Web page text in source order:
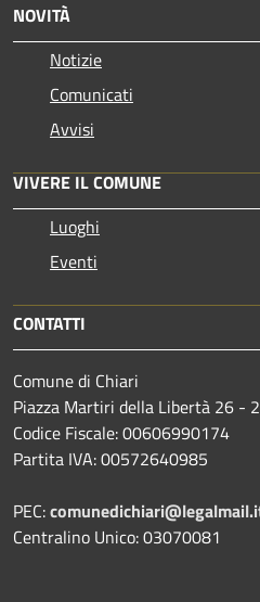
NOVITÀ
Notizie
Comunicati
Avvisi
VIVERE IL COMUNE
Luoghi
Eventi
CONTATTI
Comune di Chiari
Piazza Martiri della Libertà 26 -
Codice Fiscale: 00606990174
Partita IVA: 00572640985
PEC:
Centralino Unico: 03070081